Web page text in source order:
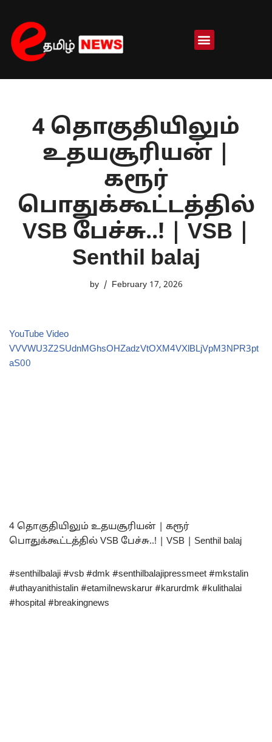
Skip
to
content
4 தொகுதியிலும்
உதயசூரியன் |
கரூர்
பொதுக்கூட்டத்தில்
VSB பேச்சு..! | VSB |
Senthil balaj
by February 17, 2026
YouTube Video
VVVWU3Z2SUdnMGhsOHZadzVtOXM4VXlBLjVpM3NPR3pt
aS00
4 தொகுதியிலும் உதயசூரியன் | கரூர்
பொதுக்கூட்டத்தில் VSB பேச்சு..! | VSB | Senthil balaj
#senthilbalaji #vsb #dmk #senthilbalajipressmeet #mkstalin
#uthayanithistalin #etamilnewskarur #karurdmk #kulithalai
#hospital #breakingnews